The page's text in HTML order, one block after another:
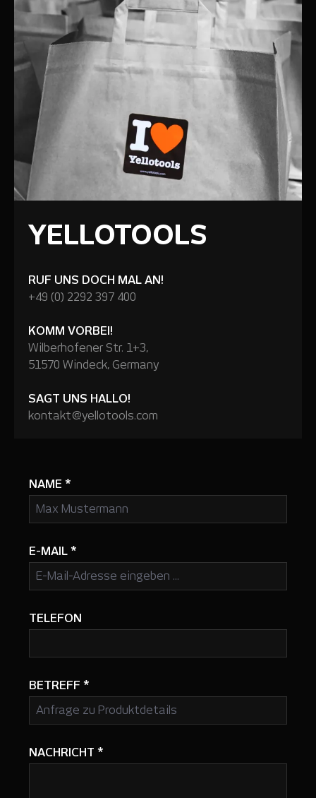
YELLOTOOLS
RUF UNS DOCH MAL AN!
+49 (0) 2292 397 400
KOMM VORBEI!
Wilberhofener Str. 1+3,
51570 Windeck, Germany
SAGT UNS HALLO!
kontakt@yellotools.com
NAME *
E-MAIL *
TELEFON
BETREFF *
NACHRICHT *